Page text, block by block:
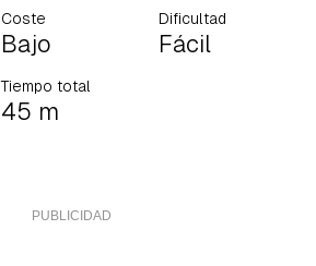
Coste
Bajo
Dificultad
Fácil
Tiempo total
45 m